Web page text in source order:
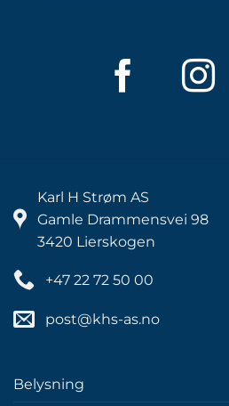
Karl H Strøm AS
Gamle Drammensvei 98
3420 Lierskogen
+47 22 72 50 00
post@khs-as.no
Belysning